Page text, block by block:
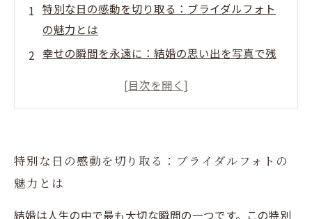
特別な日の感動を切り取る：ブライダルフォト
の魅力とは
幸せの瞬間を永遠に：結婚の思い出を写真で残
特別な日の感動を切り取る：ブライダルフォトの
魅力とは
結婚は人生の中で最も大切な瞬間の一つです。この特別